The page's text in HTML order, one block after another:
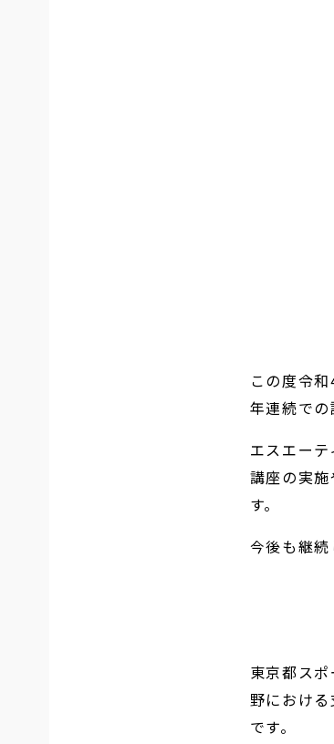
この度令
年連続での
エスエー
講座の実
す。
今後も継続
東京都ス
野におけ
です。